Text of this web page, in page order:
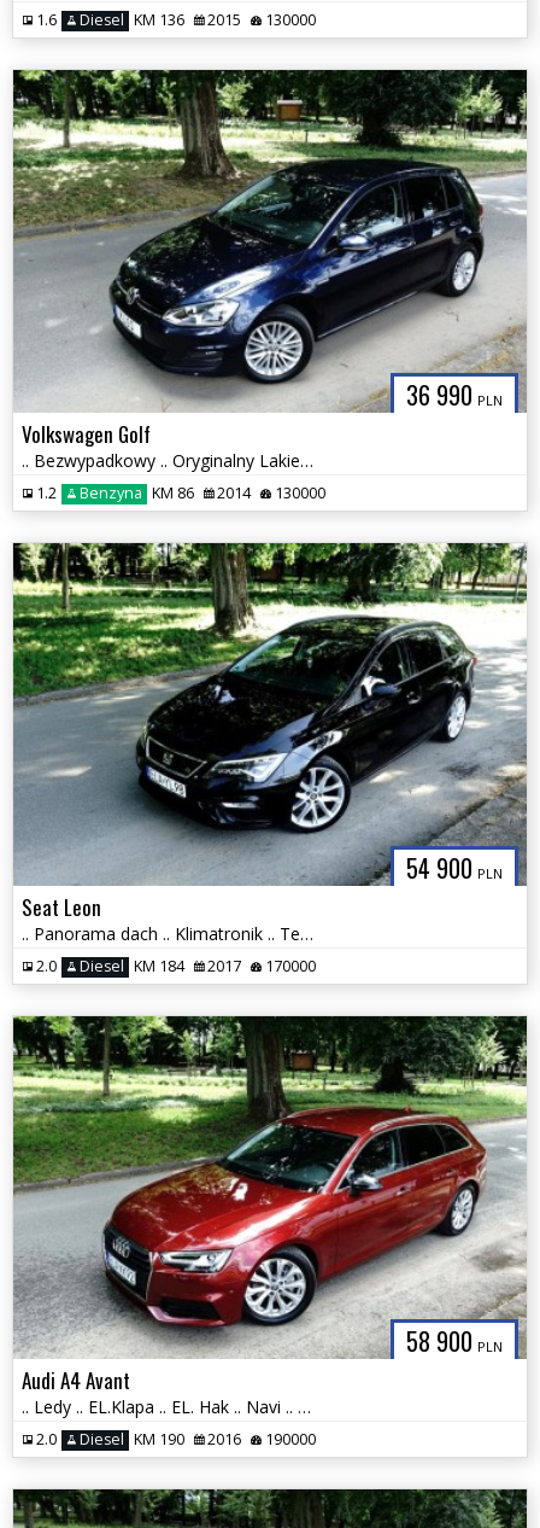
1.6 Diesel KM 136 2015 130000
36 990 PLN
Volkswagen Golf
.. Bezwypadkowy .. Oryginalny Lakier .. Klimatronik ..
1.2 Benzyna KM 86 2014 130000
54 900 PLN
Seat Leon
.. Panorama dach .. Klimatronik .. Tempomat Aktywny .. Full Led .. PDC
2.0 Diesel KM 184 2017 170000
58 900 PLN
Audi A4 Avant
.. Ledy .. EL.Klapa .. EL. Hak .. Navi .. Klimatyzacja .. 2 x PDC ..
2.0 Diesel KM 190 2016 190000